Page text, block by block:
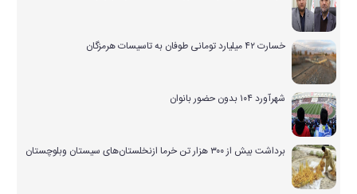
خسارت ۴۲ میلیارد تومانی طوفان به تاسیسات هرمزگان
شهرآورد ۱۰۴ بدون حضور بانوان
برداشت بیش از ۳۰۰ هزار تن خرما ازنخلستان‌های سیستان وبلوچستان